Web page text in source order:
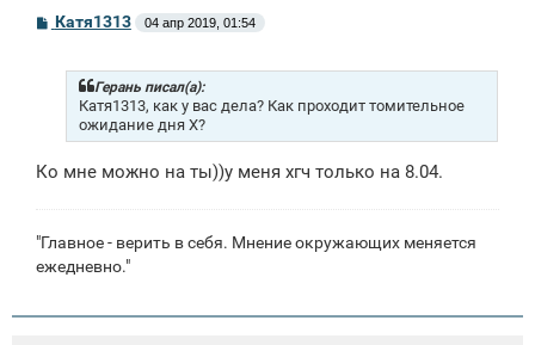
С
о
Катя1313 04 апр 2019, 01:54
Герань писал(а):
Катя1313, как у вас дела? Как проходит томительное
ожидание дня Х?
Ко мне можно на ты))у меня хгч только на 8.04.
"Главное - верить в себя. Мнение окружающих меняется
ежедневно."